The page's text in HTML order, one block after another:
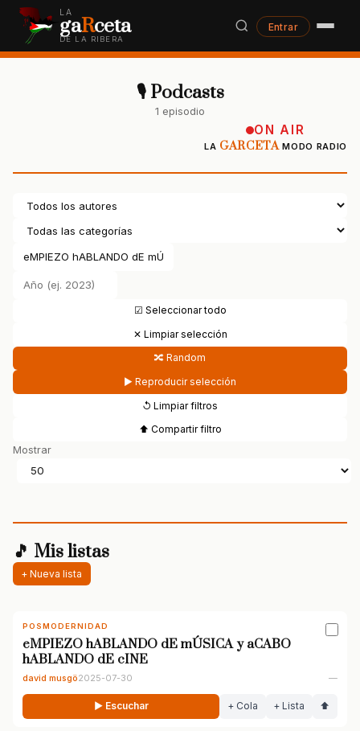
LA
gaRceta
DE LA RIBERA
Entrar
🎙 Podcasts
1 episodio
ON AIR
LA GARCETAMODO RADIO
☑ Seleccionar todo
✕ Limpiar selección
🔀 Random
▶ Reproducir selección
↺ Limpiar filtros
⬆ Compartir filtro
Mostrar
🎵 Mis listas
+ Nueva lista
POSMODERNIDAD
eMPIEZO hABLANDO dE mÚSICA y aCABO
hABLANDO dE cINE
david musgö2025-07-30 —
▶ Escuchar + Cola + Lista ⬆